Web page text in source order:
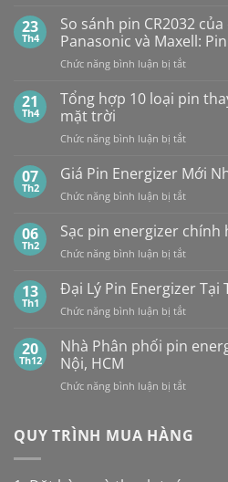
Vỉ
10
Viên
PHÂN
PHỐI,
ĐẠI
LÝ
SỈ
TẠI
NỘI
TÍN,
CHIẾT
CAO,
HÀNG
CHÍNH
23
Th4
So sánh pin CR2032
Panasonic và Maxell:
Chức năng bình luận bị tắtở
sánh
của
hãng:
Panasonic
Maxell:
Pin
bền
hơn?
21
Th4
Tổng hợp 10 loại pin
mặt trời
Chức năng bình luận bị tắtở
hợp
loại
thay
đèn
lượng
mặt
07
Th2
Giá Pin Energizer Mới
Chức năng bình luận bị tắtở
Pin
Mới
06
Th2
Sạc pin energizer chính
Chức năng bình luận bị tắtở
pin
energizer
chính
giá
13
Th1
Đại Lý Pin Energizer Tại
Chức năng bình luận bị tắtở
Lý
Tại
20
Th12
Nhà Phân phối pin
Nội, HCM
Chức năng bình luận bị tắtở
phối
QUY TRÌNH MUA HÀNG